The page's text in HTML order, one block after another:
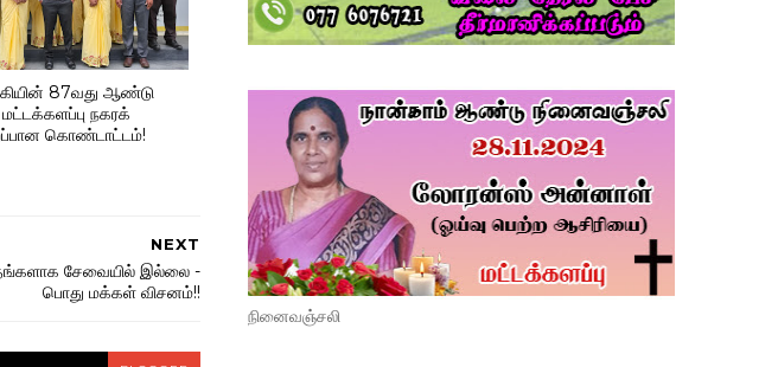
87வது ஆண்டு
மட்டக்களப்பு நகரக்
கொண்டாட்டம்!
NEXT
சேவையில் இல்லை -
பொது மக்கள் விசனம்!!
நினைவஞ்சலி